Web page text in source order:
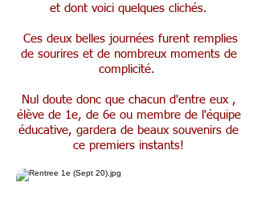
et dont voici quelques clichés.​
​ Ces deux belles journées furent remplies
de sourires et de nombreux moments de
complicité. ​
Nul doute donc que chacun d'entre eux ,
élève de 1e, de 6e ou membre de l'équipe
éducative, gardera de beaux souvenirs de
ce premiers instants!